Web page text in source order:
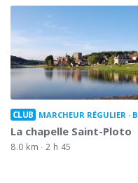
CLUB MARCHEUR RÉGULIER BOUCLE
La chapelle Saint-Ploto
8.0 km 2 h 45